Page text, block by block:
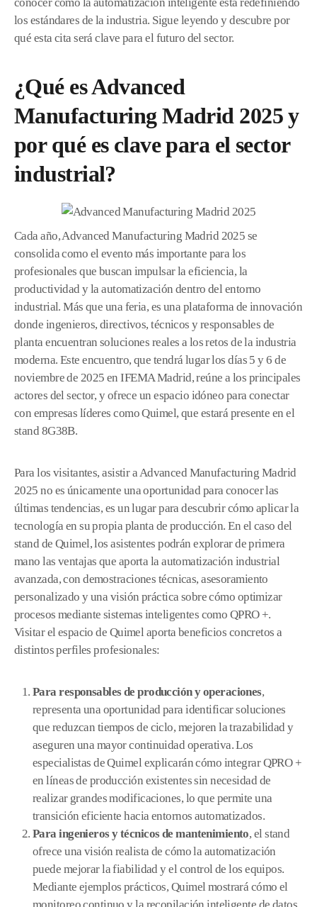
los estándares de la industria. Sigue leyendo y descubre por
qué esta cita será clave para el futuro del sector.
¿Qué es Advanced
Manufacturing Madrid 2025 y
por qué es clave para el sector
industrial?
Cada año, Advanced Manufacturing Madrid 2025 se
consolida como el evento más importante para los
profesionales que buscan impulsar la eficiencia, la
productividad y la automatización dentro del entorno
industrial. Más que una feria, es una plataforma de innovación
donde ingenieros, directivos, técnicos y responsables de
planta encuentran soluciones reales a los retos de la industria
moderna. Este encuentro, que tendrá lugar los días 5 y 6 de
noviembre de 2025 en IFEMA Madrid, reúne a los principales
actores del sector, y ofrece un espacio idóneo para conectar
con empresas líderes como Quimel, que estará presente en el
stand 8G38B.
Para los visitantes, asistir a Advanced Manufacturing Madrid
2025 no es únicamente una oportunidad para conocer las
últimas tendencias, es un lugar para descubrir cómo aplicar la
tecnología en su propia planta de producción. En el caso del
stand de Quimel, los asistentes podrán explorar de primera
mano las ventajas que aporta la automatización industrial
avanzada, con demostraciones técnicas, asesoramiento
personalizado y una visión práctica sobre cómo optimizar
procesos mediante sistemas inteligentes como QPRO +.
Visitar el espacio de Quimel aporta beneficios concretos a
distintos perfiles profesionales:
Para responsables de producción y operaciones,
representa una oportunidad para identificar soluciones
que reduzcan tiempos de ciclo, mejoren la trazabilidad y
aseguren una mayor continuidad operativa. Los
especialistas de Quimel explicarán cómo integrar QPRO +
en líneas de producción existentes sin necesidad de
realizar grandes modificaciones, lo que permite una
transición eficiente hacia entornos automatizados.
Para ingenieros y técnicos de mantenimiento, el stand
ofrece una visión realista de cómo la automatización
puede mejorar la fiabilidad y el control de los equipos.
Mediante ejemplos prácticos, Quimel mostrará cómo el
monitoreo continuo y la recopilación inteligente de datos